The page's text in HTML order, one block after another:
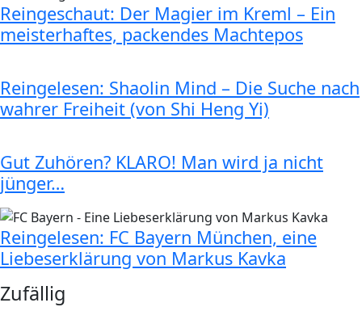
Reingeschaut: Der Magier im Kreml – Ein
meisterhaftes, packendes Machtepos
Reingelesen: Shaolin Mind – Die Suche nach
wahrer Freiheit (von Shi Heng Yi)
Gut Zuhören? KLARO! Man wird ja nicht
jünger…
Reingelesen: FC Bayern München, eine
Liebeserklärung von Markus Kavka
Zufällig